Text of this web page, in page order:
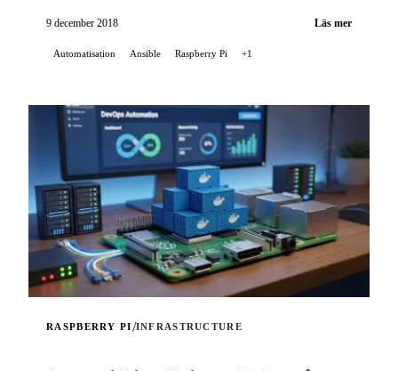
9 december 2018 Läs mer
Automatisation Ansible Raspberry Pi +1
RASPBERRY PI/INFRASTRUCTURE